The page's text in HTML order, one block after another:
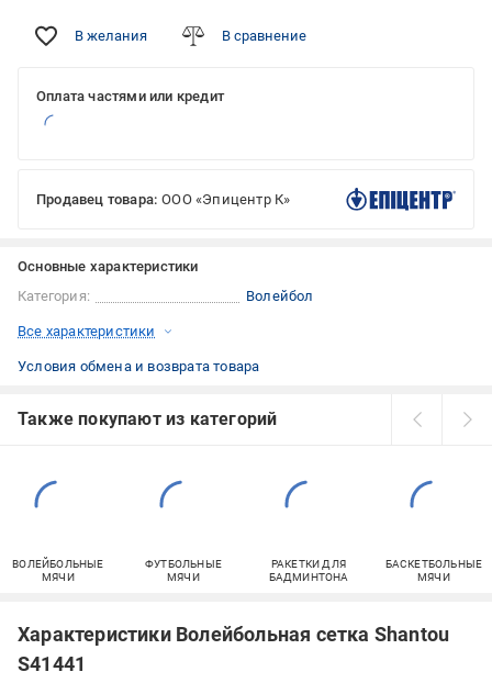
В желания В сравнение
Оплата частями или кредит
Продавец товара: ООО «Эпицентр К»
Основные характеристики
Категория:
Волейбол
Все характеристики
Условия обмена и возврата товара
Также покупают из категорий
ВОЛЕЙБОЛЬНЫЕ
МЯЧИ
ФУТБОЛЬНЫЕ
МЯЧИ
РАКЕТКИ ДЛЯ
БАДМИНТОНА
БАСКЕТБОЛЬНЫЕ
МЯЧИ
Характеристики Волейбольная сетка Shantou
S41441